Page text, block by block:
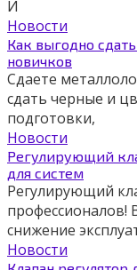
И
Новости
Как выгодно
новичков
Сдаете
сдать черные и
подготовки,
Новости
Регулирующий
для систем
Регулирующий
профессионалов!
снижение
Новости